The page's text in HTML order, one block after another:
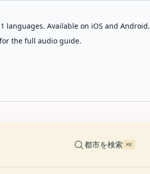
languages. Available on iOS and Android.
the full audio guide.
都市を検索 ⌘K